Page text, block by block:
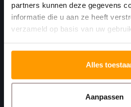
partners kunnen deze gegevens
informatie die u aan ze heeft
verzameld op basis van uw
Alles
Aanpassen
Print. Plak. Klaar. Met een
meedenkt.
4781 AA